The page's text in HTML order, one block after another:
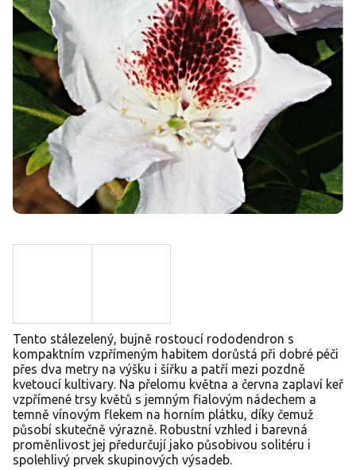
Tento stálezelený, bujně rostoucí rododendron s
kompaktním vzpřímeným habitem dorůstá při dobré péči
přes dva metry na výšku i šířku a patří mezi pozdně
kvetoucí kultivary. Na přelomu května a června zaplaví keř
vzpřímené trsy květů s jemným fialovým nádechem a
temně vínovým flekem na horním plátku, díky čemuž
působí skutečně výrazně. Robustní vzhled i barevná
proměnlivost jej předurčují jako působivou solitéru i
spolehlivý prvek skupinových výsadeb.